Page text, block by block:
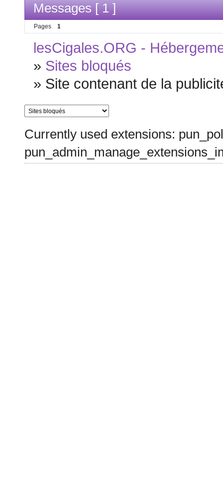
Messages [ 1 ]
Pages 1
lesCigales.ORG -
» Sites bloqués
» Site contenant de la
Currently used extensions: